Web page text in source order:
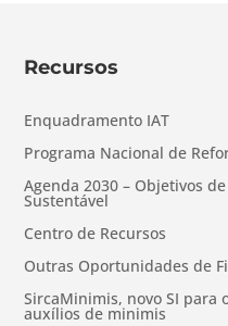
Recursos
Enquadramento IAT
Programa Nacional de
Agenda 2030 – Objetivos
Sustentável
Centro de Recursos
Outras Oportunidades de
SircaMinimis, novo SI para
auxílios de minimis